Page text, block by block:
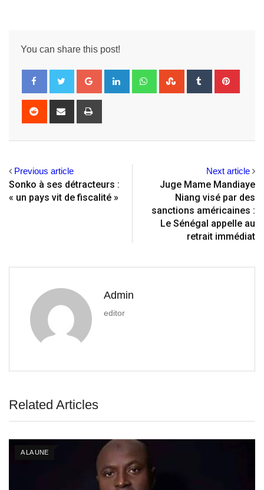
You can share this post!
Google+ LinkedIn WhatsappStumbleUpon
Tumblr
Reddit
Share
Previous article
Sonko à ses détracteurs :
« un pays vit de fiscalité »
Next article
Juge Mame Mandiaye
Niang visé par des
sanctions américaines :
Le Sénégal appelle au
retrait immédiat
Admin
editor
Related Articles
A LA UNE